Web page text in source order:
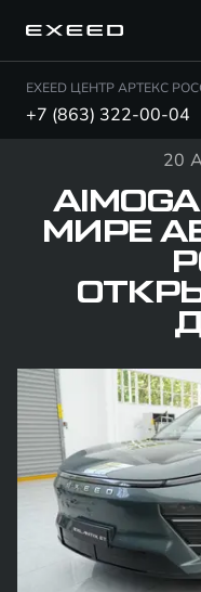
EXEED ЦЕНТР АРТЕКС
+7 (863) 322-00-04
20
МИРЕ